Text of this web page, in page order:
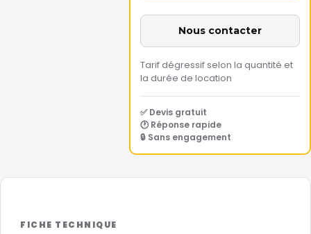
Nous contacter
Tarif dégressif selon la quantité et
la durée de location
✅ Devis gratuit
🕐 Réponse rapide
🔒 Sans engagement